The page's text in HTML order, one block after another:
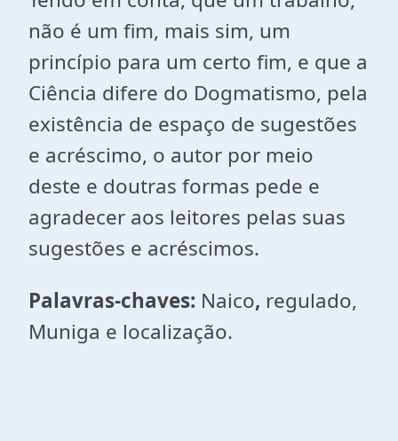
não é um fim, mais sim, um
princípio para um certo fim, e que a
Ciência difere do Dogmatismo, pela
existência de espaço de sugestões
e acréscimo, o autor por meio
deste e doutras formas pede e
agradecer aos leitores pelas suas
sugestões e acréscimos.
Palavras-chaves: Naico, regulado,
Muniga e localização.